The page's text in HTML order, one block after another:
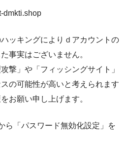
dmkti.shop
ッキングによりｄアカウントの
事実はございません。
撃」や「フィッシングサイト」
の可能性が高いと考えられます
お願い申し上げます。
ら「パスワード無効化設定」を